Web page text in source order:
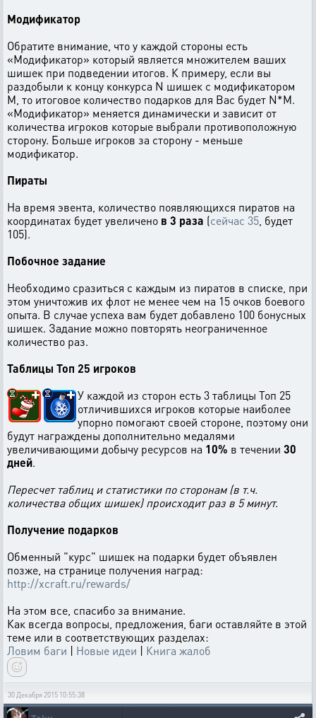
Модификатор
Обратите внимание, что у каждой стороны есть
«Модификатор» который является множителем ваших
шишек при подведении итогов. К примеру, если вы
раздобыли к концу конкурса N шишек с модификатором
M, то итоговое количество подарков для Вас будет N*M.
«Модификатор» меняется динамически и зависит от
количества игроков которые выбрали противоположную
сторону. Больше игроков за сторону - меньше
модификатор.
Пираты
На время эвента, количество появляющихся пиратов на
координатах будет увеличено в 3 раза (сейчас 35 , будет
105).
Побочное задание
Необходимо сразиться с каждым из пиратов в списке, при
этом уничтожив их флот не менее чем на 15 очков боевого
опыта. В случае успеха вам будет добавлено 100 бонусных
шишек. Задание можно повторять неограниченное
количество раз.
Таблицы Топ 25 игроков
У каждой из сторон есть 3 таблицы Топ 25
отличившихся игроков которые наиболее
упорно помогают своей стороне, поэтому они
будут награждены дополнительно медалями
увеличивающими добычу ресурсов на 10% в течении 30
дней.
Пересчет таблиц и статистики по сторонам (в т.ч.
количества общих шишек) происходит раз в 5 минут.
Получение подарков
Обменный "курс" шишек на подарки будет объявлен
позже, на странице получения наград:
http://xcraft.ru/rewards/
На этом все, спасибо за внимание.
Как всегда вопросы, предложения, баги оставляйте в этой
теме или в соответствующих разделах:
Ловим баги | Новые идеи | Книга жалоб
30 Декабря 2015 10:55:38